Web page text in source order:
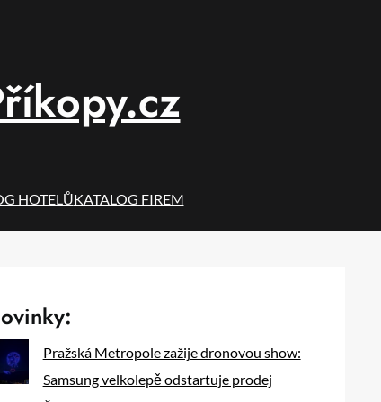
HOTELŮKATALOG FIREM
Pražská Metropole zažije dronovou show:
Samsung velkolepě odstartuje prodej